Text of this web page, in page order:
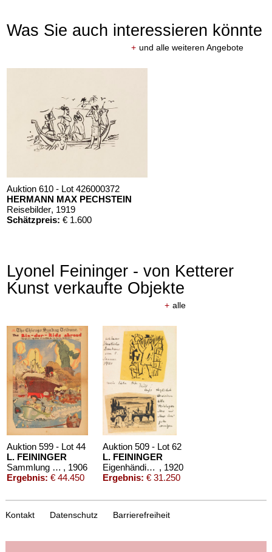
Was Sie auch interessieren könnte
+ und alle weiteren Angebote
Auktion 610 - Lot 426000372
HERMANN MAX PECHSTEIN
Reisebilder, 1919
Schätzpreis: € 1.600
Lyonel Feininger - von Ketterer
Kunst verkaufte Objekte
+ alle
Auktion 599 - Lot 44
L. FEININGER
Sammlung von 33 Comicstrips aus der Chicago Tribune , 1906
Ergebnis: € 44.450
Auktion 509 - Lot 62
L. FEININGER
Eigenhändiger Brief , 1920
Ergebnis: € 31.250
Kontakt Datenschutz Barrierefreiheit